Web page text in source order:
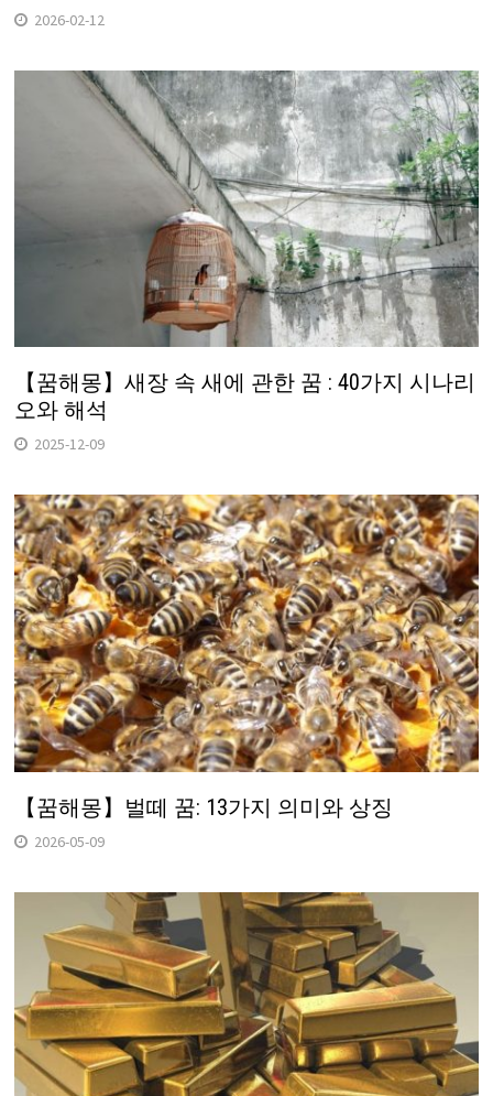
2026-02-12
【꿈해몽】새장 속 새에 관한 꿈 : 40가지 시나리
오와 해석
2025-12-09
【꿈해몽】벌떼 꿈: 13가지 의미와 상징
2026-05-09